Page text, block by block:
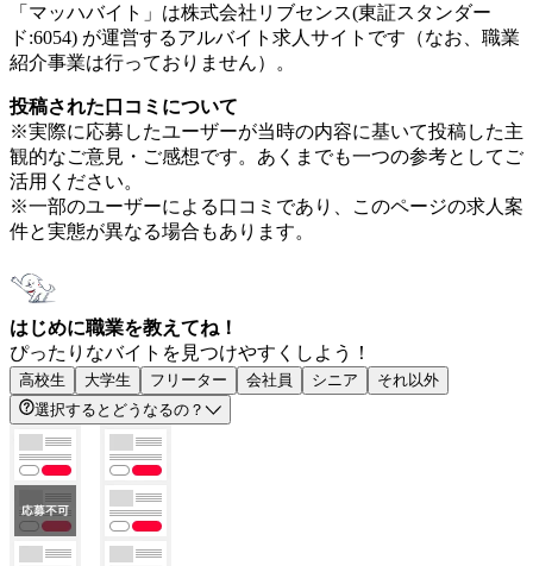
「マッハバイト」は株式会社リブセンス(東証スタンダー
ド:6054) が運営するアルバイト求人サイトです（なお、職業
紹介事業は行っておりません）。
投稿された口コミについて
※実際に応募したユーザーが当時の内容に基いて投稿した主
観的なご意見・ご感想です。あくまでも一つの参考としてご
活用ください。
※一部のユーザーによる口コミであり、このページの求人案
件と実態が異なる場合もあります。
はじめに職業を教えてね！
ぴったりなバイトを見つけやすくしよう！
高校生 大学生 フリーター 会社員 シニア
それ以外
選択するとどうなるの？